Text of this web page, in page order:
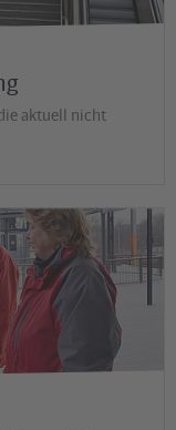
aktuell nicht